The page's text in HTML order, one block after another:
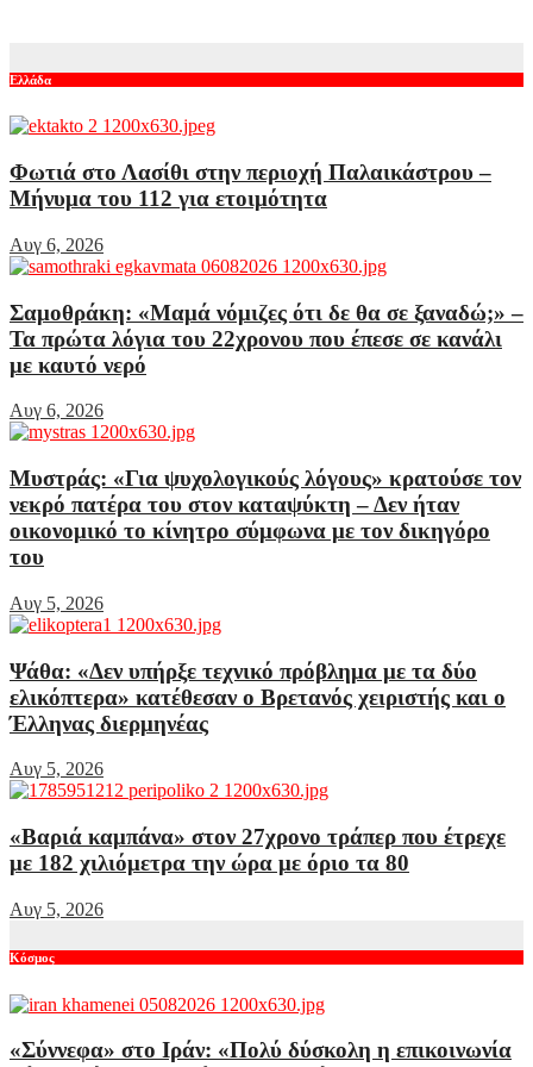
Ελλάδα
Φωτιά στο Λασίθι στην περιοχή Παλαικάστρου –
Μήνυμα του 112 για ετοιμότητα
Αυγ 6, 2026
Σαμοθράκη: «Μαμά νόμιζες ότι δε θα σε ξαναδώ;» –
Τα πρώτα λόγια του 22χρονου που έπεσε σε κανάλι
με καυτό νερό
Αυγ 6, 2026
Μυστράς: «Για ψυχολογικούς λόγους» κρατούσε τον
νεκρό πατέρα του στον καταψύκτη – Δεν ήταν
οικονομικό το κίνητρο σύμφωνα με τον δικηγόρο
του
Αυγ 5, 2026
Ψάθα: «Δεν υπήρξε τεχνικό πρόβλημα με τα δύο
ελικόπτερα» κατέθεσαν ο Βρετανός χειριστής και ο
Έλληνας διερμηνέας
Αυγ 5, 2026
«Βαριά καμπάνα» στον 27χρονο τράπερ που έτρεχε
με 182 χιλιόμετρα την ώρα με όριο τα 80
Αυγ 5, 2026
Κόσμος
«Σύννεφα» στο Ιράν: «Πολύ δύσκολη η επικοινωνία